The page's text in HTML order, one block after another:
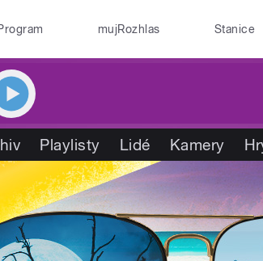
mujRozhlas Stanice
Playlisty Lidé Kamery